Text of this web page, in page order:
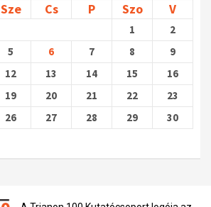
Sze Cs P Szo V
1
2
5 6 7 8
9
12 13 14 15
16
19 20 21 22
23
26 27 28 29
30